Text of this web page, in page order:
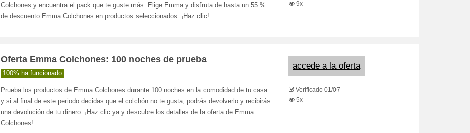
Colchones y encuentra el pack que te guste más. Elige Emma y disfruta de hasta un 55 %
de descuento Emma Colchones en productos seleccionados. ¡Haz clic!
9x
Oferta Emma Colchones: 100 noches de prueba
100% ha funcionado
Prueba los productos de Emma Colchones durante 100 noches en la comodidad de tu casa
y si al final de este periodo decidas que el colchón no te gusta, podrás devolverlo y recibirás
una devolución de tu dinero. ¡Haz clic ya y descubre los detalles de la oferta de Emma
Colchones!
accede a la oferta
Verificado 01/07
5x